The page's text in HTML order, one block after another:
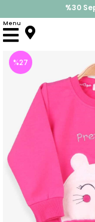
%30
İndirimlere
Menu
Anasayfa
%27